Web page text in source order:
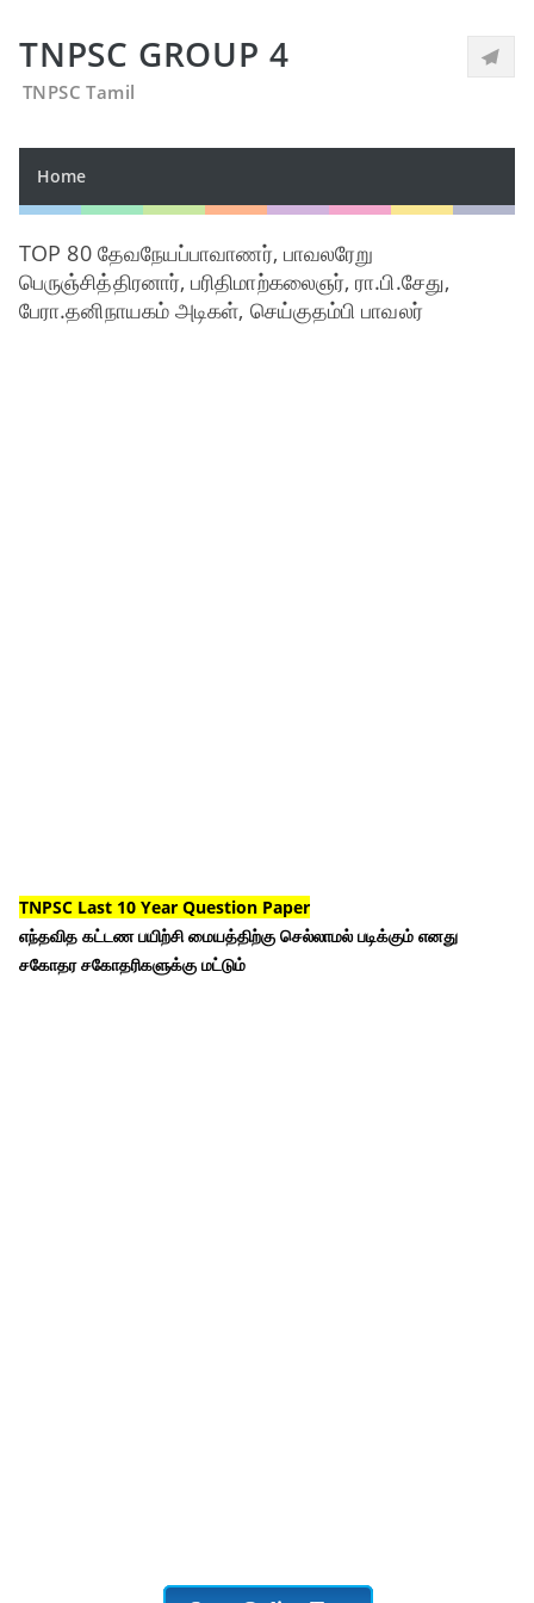
TNPSC GROUP 4
TNPSC Tamil
Home
TOP 80 தேவநேயப்பாவாணர், பாவலரேறு
பெருஞ்சித்திரனார், பரிதிமாற்கலைஞர், ரா.பி.சேது,
பேரா.தனிநாயகம் அடிகள், செய்குதம்பி பாவலர்
TNPSC Last 10 Year Question Paper
எந்தவித கட்டண பயிற்சி மையத்திற்கு செல்லாமல் படிக்கும் எனது
சகோதர சகோதரிகளுக்கு மட்டும்